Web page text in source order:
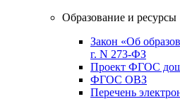
Образование и ресурсы
Закон «Об
г. N 273-ФЗ
Проект ФГОС
ФГОС ОВЗ
Перечень